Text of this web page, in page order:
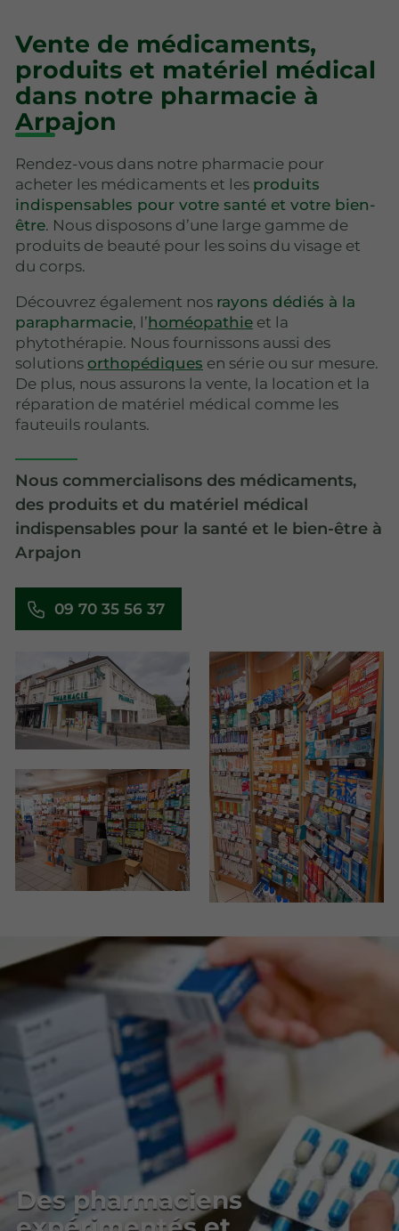
Vente de médicaments,
produits et matériel médical
dans notre pharmacie à
Arpajon
Rendez-vous dans notre pharmacie pour
acheter les médicaments et les produits
indispensables pour votre santé et votre bien-
être. Nous disposons d’une large gamme de
produits de beauté pour les soins du visage et
du corps.
Découvrez également nos rayons dédiés à la
parapharmacie, l’homéopathie et la
phytothérapie. Nous fournissons aussi des
solutions orthopédiques en série ou sur mesure.
De plus, nous assurons la vente, la location et la
réparation de matériel médical comme les
fauteuils roulants.
Nous commercialisons des médicaments,
des produits et du matériel médical
indispensables pour la santé et le bien-être à
Arpajon
09 70 35 56 37
Des pharmaciens